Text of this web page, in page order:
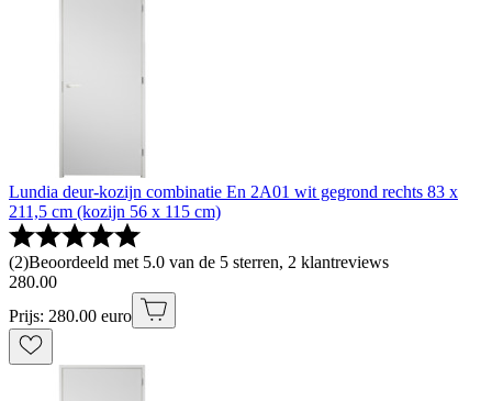
Lundia deur-kozijn combinatie En 2A01 wit gegrond rechts 83 x
211,5 cm (kozijn 56 x 115 cm)
(2)Beoordeeld met 5.0 van de 5 sterren, 2 klantreviews
280.00
Prijs: 280.00 euro